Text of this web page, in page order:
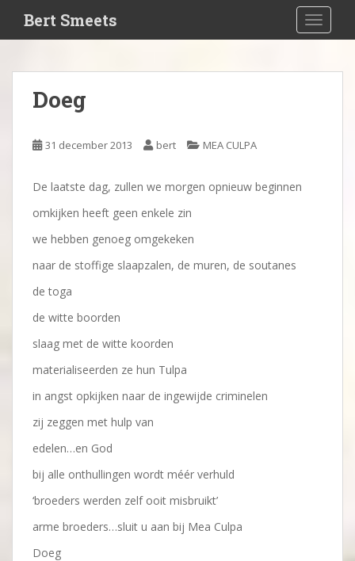
i
Bert Smeets
Doeg
31 december 2013 bert MEA CULPA
De laatste dag, zullen we morgen opnieuw beginnen
omkijken heeft geen enkele zin
we hebben genoeg omgekeken
naar de stoffige slaapzalen, de muren, de soutanes
de toga
de witte boorden
slaag met de witte koorden
materialiseerden ze hun Tulpa
in angst opkijken naar de ingewijde criminelen
zij zeggen met hulp van
edelen…en God
bij alle onthullingen wordt méér verhuld
‘broeders werden zelf ooit misbruikt’
arme broeders…sluit u aan bij Mea Culpa
Doeg